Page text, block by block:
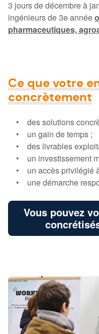
3 jours de décembre à
ingénieurs de 3e année
pharmaceutiques,
Ce que votre
concrètement
• des solutions
• un gain de temps ;
• des livrables
• un investissement
• un accès privilégié
• une démarche
Vous pouvez